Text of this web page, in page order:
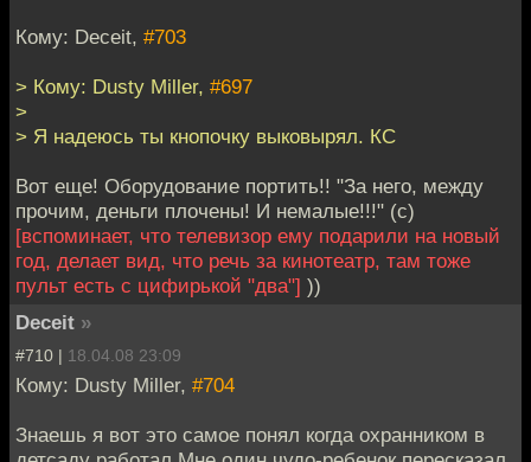
Кому: Deceit, #703
> Кому: Dusty Miller, #697
>
> Я надеюсь ты кнопочку выковырял. КС
Вот еще! Оборудование портить!! "За него, между
прочим, деньги плочены! И немалые!!!" (с)
[вспоминает, что телевизор ему подарили на новый
год, делает вид, что речь за кинотеатр, там тоже
пульт есть с цифирькой "два"] ))
Deceit »
#710 | 18.04.08 23:09
Кому: Dusty Miller, #704
Знаешь я вот это самое понял когда охранником в